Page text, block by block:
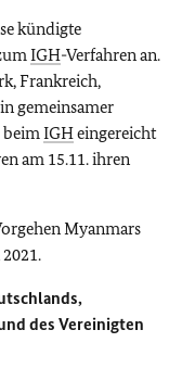
kündigte
IGH-Verfahren an.
Frankreich,
gemeinsamer
beimIGHeingereicht
am 15.11. ihren
Myanmars
des Vereinigten